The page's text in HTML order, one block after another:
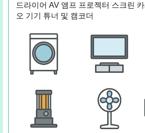
드라이어 AV 앰프 프로젝터 스크린
오 기기 튜너 및 캠코더